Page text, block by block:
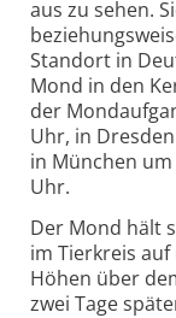
aus zu sehen.
Standort in
Mond in den
der
Uhr, in
in München
Uhr.
Der Mond hält
im Tierkreis
Höhen über
zwei Tage